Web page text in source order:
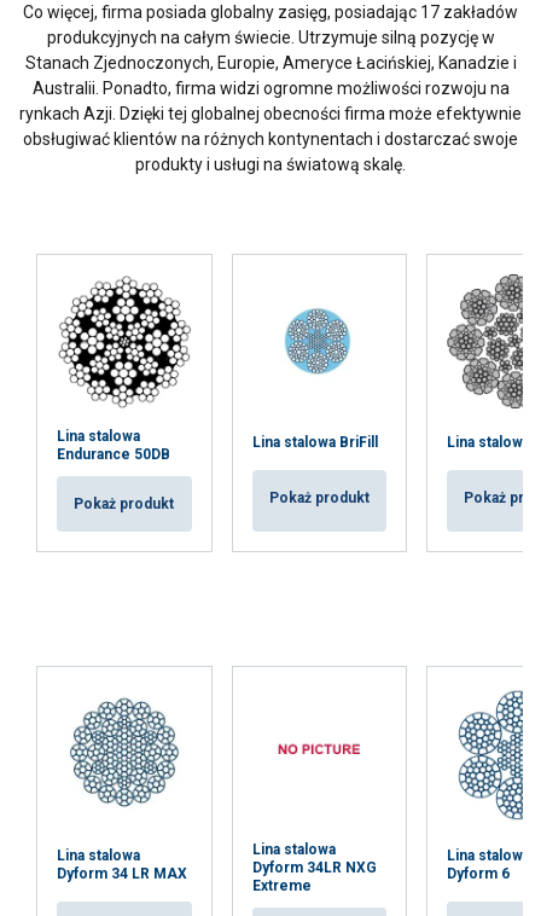
Co więcej, firma posiada globalny zasięg, posiadając 17 zakładów
produkcyjnych na całym świecie. Utrzymuje silną pozycję w
Stanach Zjednoczonych, Europie, Ameryce Łacińskiej, Kanadzie i
Australii. Ponadto, firma widzi ogromne możliwości rozwoju na
rynkach Azji. Dzięki tej globalnej obecności firma może efektywnie
obsługiwać klientów na różnych kontynentach i dostarczać swoje
produkty i usługi na światową skalę.
Lina stalowa
Endurance 50DB
Pokaż produkt
Lina stalowa BriFill
Pokaż produkt
Lina stalowa
Pokaż
Lina stalowa
Dyform 34 LR MAX
Lina stalowa
Dyform 34LR NXG
Extreme
Lina stalowa
Dyform 6